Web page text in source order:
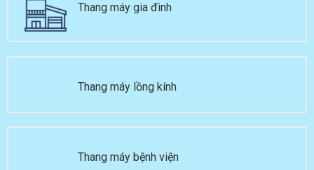
Thang máy gia đình
Thang máy lồng kính
Thang máy bệnh viện